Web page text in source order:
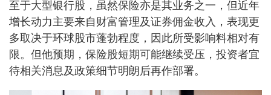
至于大型银行股，虽然保险亦是其业务之一，但近年
增长动力主要来自财富管理及证券佣金收入，表现更
多取决于环球股市蓬勃程度，因此所受影响料相对有
限。但他预期，保险股短期可能继续受压，投资者宜
待相关消息及政策细节明朗后再作部署。